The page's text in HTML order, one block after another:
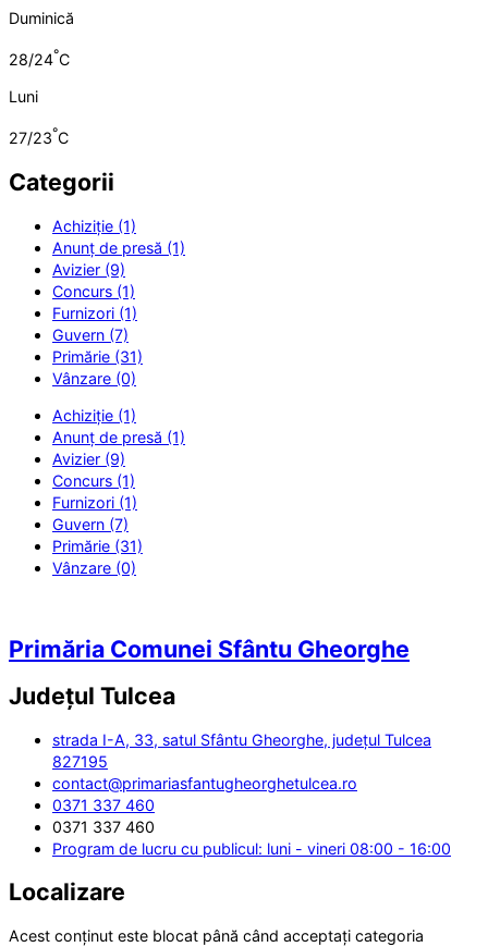
Duminică
28/24°C
Luni
27/23°C
Categorii
Achiziție (1)
Anunț de presă (1)
Avizier (9)
Concurs (1)
Furnizori (1)
Guvern (7)
Primărie (31)
Vânzare (0)
Achiziție (1)
Anunț de presă (1)
Avizier (9)
Concurs (1)
Furnizori (1)
Guvern (7)
Primărie (31)
Vânzare (0)
Primăria Comunei Sfântu Gheorghe
Județul Tulcea
strada I-A, 33, satul Sfântu Gheorghe, județul Tulcea
827195
contact@primariasfantugheorghetulcea.ro
0371 337 460
0371 337 460
Program de lucru cu publicul: luni - vineri 08:00 - 16:00
Localizare
Acest conținut este blocat până când acceptați categoria